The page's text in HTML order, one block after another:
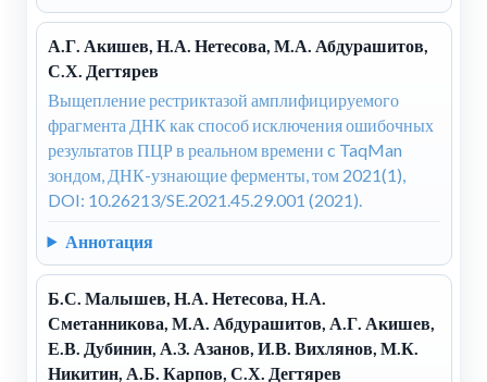
А.Г. Акишев, Н.А. Нетесова, М.А. Абдурашитов,
С.Х. Дегтярев
Выщепление рестриктазой амплифицируемого
фрагмента ДНК как способ исключения ошибочных
результатов ПЦР в реальном времени c TaqMan
зондом, ДНК-узнающие ферменты, том 2021(1),
DOI: 10.26213/SE.2021.45.29.001 (2021).
Аннотация
Б.С. Малышев, Н.А. Нетесова, Н.А.
Сметанникова, М.А. Абдурашитов, А.Г. Акишев,
Е.В. Дубинин, А.З. Азанов, И.В. Вихлянов, М.К.
Никитин, А.Б. Карпов, С.Х. Дегтярев